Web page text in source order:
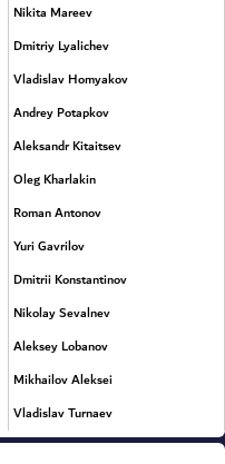
Nikita Mareev
Dmitriy Lyalichev
Vladislav Homyakov
Andrey Potapkov
Aleksandr Kitaitsev
Oleg Kharlakin
Roman Antonov
Yuri Gavrilov
Dmitrii Konstantinov
Nikolay Sevalnev
Aleksey Lobanov
Mikhailov Aleksei
Vladislav Turnaev